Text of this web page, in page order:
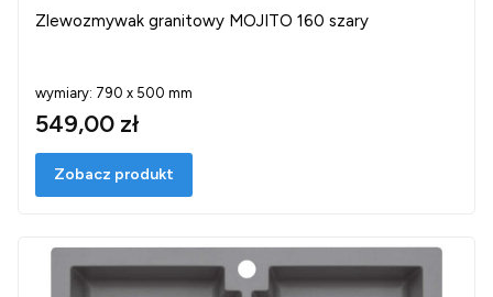
Zlewozmywak granitowy MOJITO 160 szary
wymiary: 790 x 500 mm
549,00 zł
Zobacz produkt